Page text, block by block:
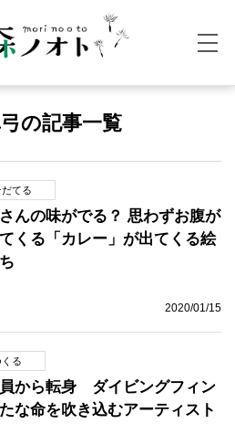
の記事一覧
だてる
んの味がでる？ 思わずお腹が
くる「カレー」が出てくる絵
2020/01/15
くる
から転身 ダイビングフィン
な命を吹き込むアーティスト